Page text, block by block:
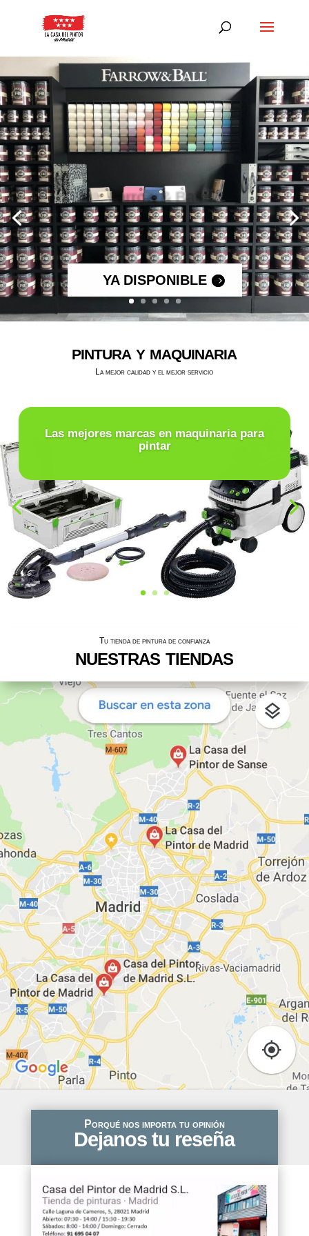
Farrow & Ball
.
YA DISPONIBLE
pintura y maquinaria
La mejor calidad y el mejor servicio
Las mejores marcas en maquinaria para
pintar
Tu tienda de pintura de confianza
nuestras tiendas
Porqué nos importa tu opinión
Dejanos tu reseña